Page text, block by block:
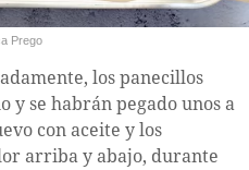
Prego
los panecillos
y se habrán pegado unos a
con aceite y los
arriba y abajo, durante